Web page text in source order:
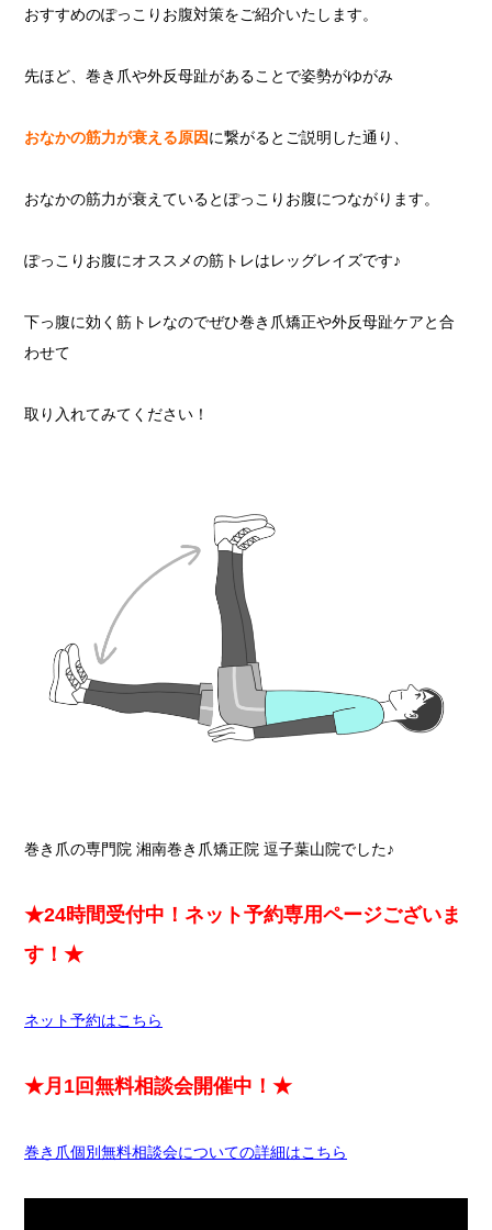
おすすめのぽっこりお腹対策をご紹介いたします。
先ほど、巻き爪や外反母趾があることで姿勢がゆがみ
おなかの筋力が衰える原因に繋がるとご説明した通り、
おなかの筋力が衰えているとぽっこりお腹につながります。
ぽっこりお腹にオススメの筋トレはレッグレイズです♪
下っ腹に効く筋トレなのでぜひ巻き爪矯正や外反母趾ケアと合
わせて
取り入れてみてください！
巻き爪の専門院 湘南巻き爪矯正院 逗子葉山院でした♪
★24時間受付中！ネット予約専用ページございま
す！★
ネット予約はこちら
★月1回無料相談会開催中！★
巻き爪個別無料相談会についての詳細はこちら